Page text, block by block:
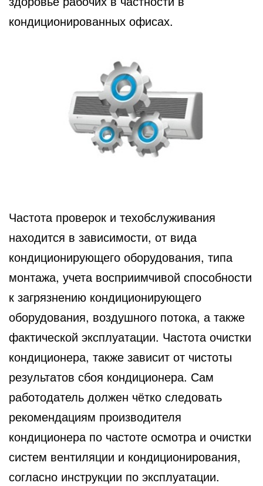
кондиционированных офисах.
Частота проверок и техобслуживания
находится в зависимости, от вида
кондиционирующего оборудования, типа
монтажа, учета восприимчивой способности
к загрязнению кондиционирующего
оборудования, воздушного потока, а также
фактической эксплуатации. Частота очистки
кондиционера, также зависит от чистоты
результатов сбоя кондиционера. Сам
работодатель должен чётко следовать
рекомендациям производителя
кондиционера по частоте осмотра и очистки
систем вентиляции и кондиционирования,
согласно инструкции по эксплуатации.